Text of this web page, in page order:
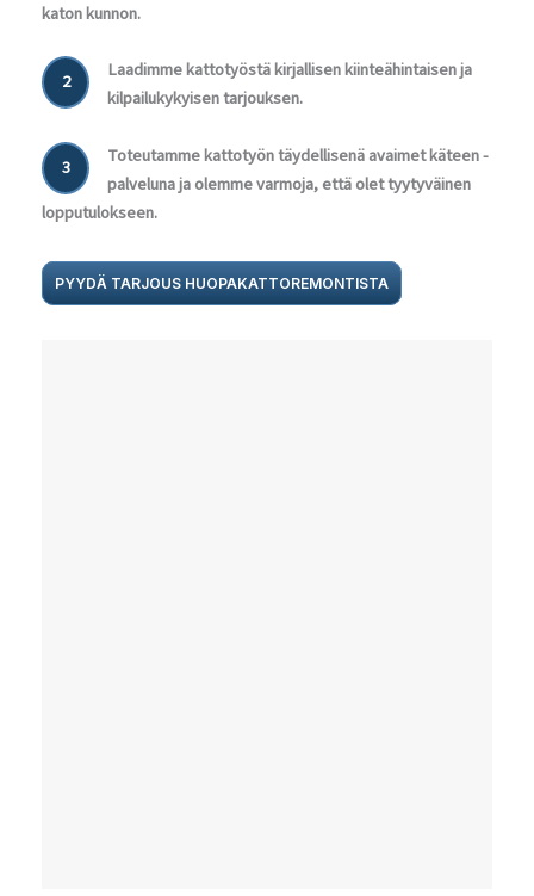
katon kunnon.
2
Laadimme kattotyöstä kirjallisen kiinteähintaisen ja
kilpailukykyisen tarjouksen.
3
Toteutamme kattotyön täydellisenä avaimet käteen -
palveluna ja olemme varmoja, että olet tyytyväinen
lopputulokseen.
PYYDÄ TARJOUS HUOPAKATTOREMONTISTA